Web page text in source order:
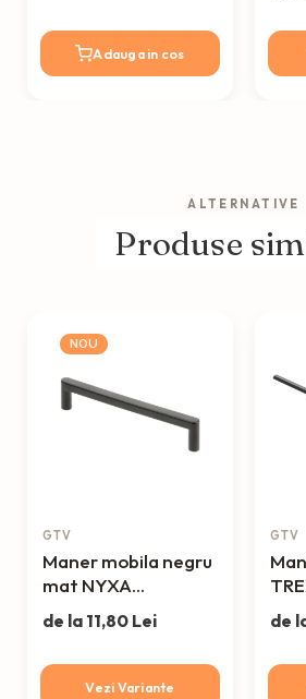
Adauga in cos
ALTERNATIVE
Produse
NOU
GTV
Maner mobila negru
mat NYXA
C=128mm, L=138mm
de la 11,80 Lei
Vezi Variante
GTV
de